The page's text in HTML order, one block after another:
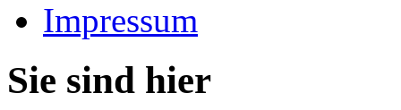
Impressum
Sie sind hier